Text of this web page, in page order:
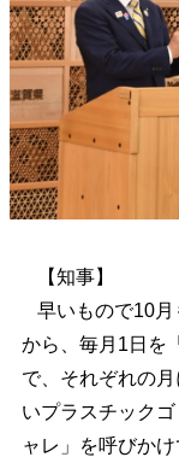
【知事】
早いもので10月
から、毎月1日を
で、それぞれの
いプラスチック
ャレ」を呼びか